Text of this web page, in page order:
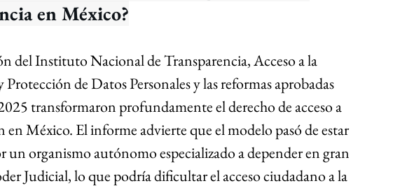
en México?
del Instituto Nacional de Transparencia, Acceso a la
de Datos Personales y las reformas aprobadas
transformaron profundamente el derecho de acceso a
México. El informe advierte que el modelo pasó de estar
un organismo autónomo especializado a depender en gran
Judicial, lo que podría dificultar el acceso ciudadano a la